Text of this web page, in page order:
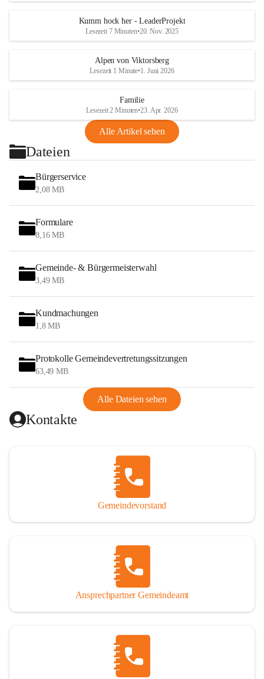
Kumm hock her - LeaderProjekt
Lesezeit 7 Minuten•20. Nov. 2025
Alpen von Viktorsberg
Lesezeit 1 Minute•1. Juni 2026
Familie
Lesezeit 2 Minuten•23. Apr. 2026
Alle Artikel sehen
Dateien
Bürgerservice
2,08 MB
Formulare
8,16 MB
Gemeinde- & Bürgermeisterwahl
3,49 MB
Kundmachungen
1,8 MB
Protokolle Gemeindevertretungssitzungen
63,49 MB
Alle Dateien sehen
Kontakte
Gemeindevorstand
Ansprechpartner Gemeindeamt